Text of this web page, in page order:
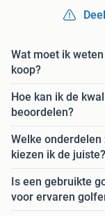
Wat moet ik
koop?
Hoe kan ik de
beoordelen?
Welke
kiezen ik de juiste?
Is een gebruikte
voor ervaren